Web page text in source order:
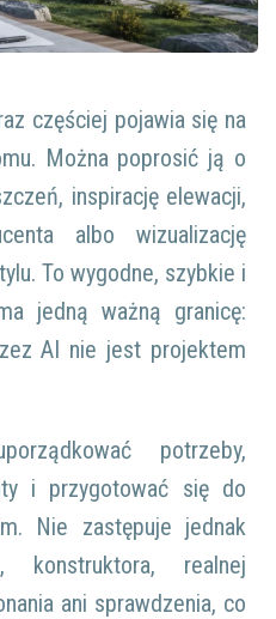
częściej pojawia się na
Można poprosić ją o
inspirację elewacji,
albo wizualizację
To wygodne, szybkie i
jedną ważną granicę:
AI nie jest projektem
potrzeby,
i przygotować się do
Nie zastępuje jednak
konstruktora, realnej
ani sprawdzenia, co